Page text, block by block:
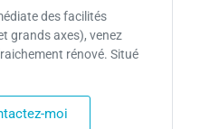
des facilités
grands axes), venez
rénové. Situé
moi